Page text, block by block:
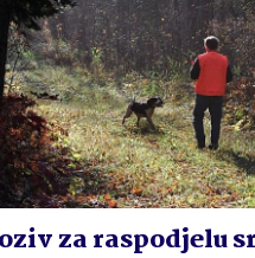
za raspodjelu